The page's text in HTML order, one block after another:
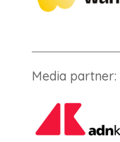
Media partner: